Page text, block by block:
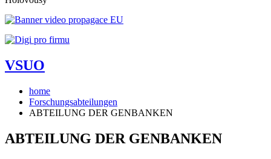
VSUO
home
Forschungsabteilungen
ABTEILUNG DER GENBANKEN
ABTEILUNG DER GENBANKEN